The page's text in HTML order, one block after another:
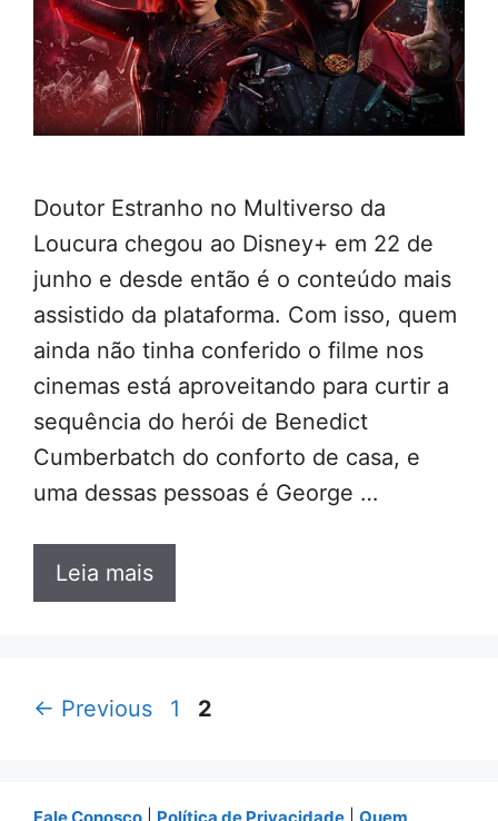
Doutor Estranho no Multiverso da
Loucura chegou ao Disney+ em 22 de
junho e desde então é o conteúdo mais
assistido da plataforma. Com isso, quem
ainda não tinha conferido o filme nos
cinemas está aproveitando para curtir a
sequência do herói de Benedict
Cumberbatch do conforto de casa, e
uma dessas pessoas é George …
Leia mais
← Previous Page
1 Page
2